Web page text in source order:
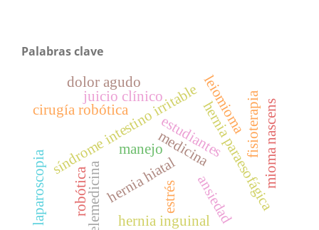
Palabras clave
ansiedad
estrés
estudiantes
medicina
síndrome intestino irritable
hernia hiatal hernia paraesofágica
manejo
hernia inguinal
cirugía robótica
telemedicina
laparoscopia
leiomioma mioma nascens
fisioterapia
robótica
juicio clínico
dolor agudo